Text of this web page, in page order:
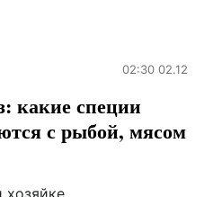
02:30 02.12
какие специи
с рыбой, мясом
хозяйке